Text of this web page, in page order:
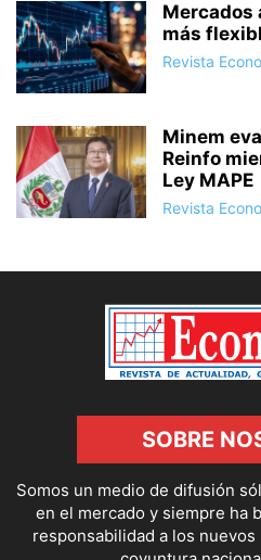
Mercados
más
Revista
Minem
Reinfo
Ley MAPE
Revista
SOBRE
Somos un medio de difusión
en el mercado y siempre ha
responsabilidad a los